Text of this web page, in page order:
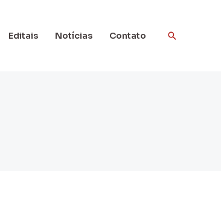
Editais Notícias Contato Pesquisar